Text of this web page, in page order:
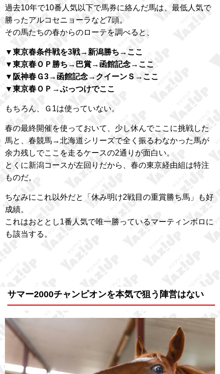
過去10年で10番人気以下で馬券に絡んだ馬は、最低人気で
勝ったアルコセニョーラなど7頭。
その馬たちの春からのローテを調べると、
▼東京春条件戦を3戦→新潟勝ち→ここ
▼東京春ＯＰ勝ち→巴賞→函館記念→ここ
▼阪神春Ｇ3→函館記念→クイーンＳ→ここ
▼東京春ＯＰ→ぶっつけでここ
もちろん、Ｇ1は使っていない。
春の最終開催を使っておいて、少し休んでここに挑戦した
馬と、春競馬→北海道シリーズで全く振るわなかった馬が
余力残しでここを走るケースの2通りが面白い。
とくに新潟コースが左回りだから、春の東京経由組は特注
ものだ。
ちなみにこれ以外だと「休み明け2戦目の重賞勝ち馬」も好
成績。
これはおととし1番人気で唯一勝っているマーティンボロに
も該当する。
サマー2000チャンピオンを本気で狙う陣営はない